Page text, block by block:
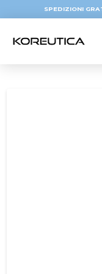
SPEDIZIONI